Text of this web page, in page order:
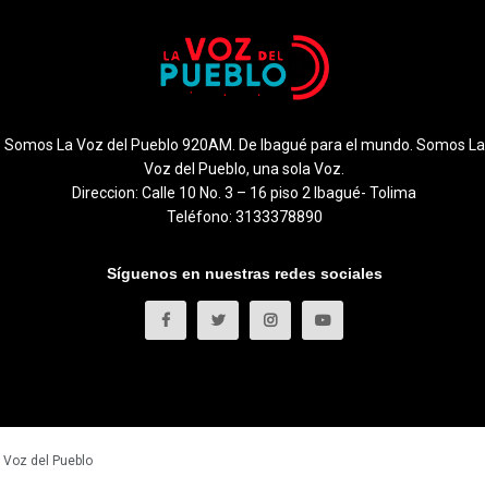
Somos La Voz del Pueblo 920AM. De Ibagué para el mundo. Somos La
Voz del Pueblo, una sola Voz.
Direccion: Calle 10 No. 3 – 16 piso 2 Ibagué- Tolima
Teléfono: 3133378890
Síguenos en nuestras redes sociales
Voz del Pueblo